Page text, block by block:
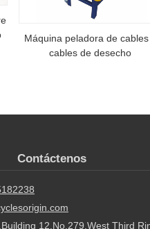
Máquina peladora de
cables de desecho
Contáctenos
12,No.279,West Third